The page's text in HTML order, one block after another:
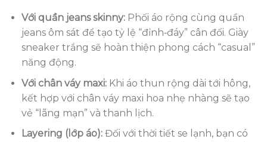
Với quần jeans skinny:Phối áo rộng cùng quần
jeans ôm sát để tạo tỷ lệ “đỉnh‑đáy” cân đối. Giày
sneaker trắng sẽ hoàn thiện phong cách “casual”
năng động.
Với chân váy maxi:Khi áo thun rộng dài tới hông,
kết hợp với chân váy maxi hoa nhẹ nhàng sẽ tạo
vẻ “lãng mạn” và thanh lịch.
Layering (lớp áo):Đối với thời tiết se lạnh, bạn có